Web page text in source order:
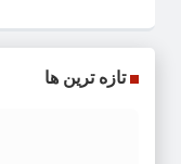
تازه ترین ها